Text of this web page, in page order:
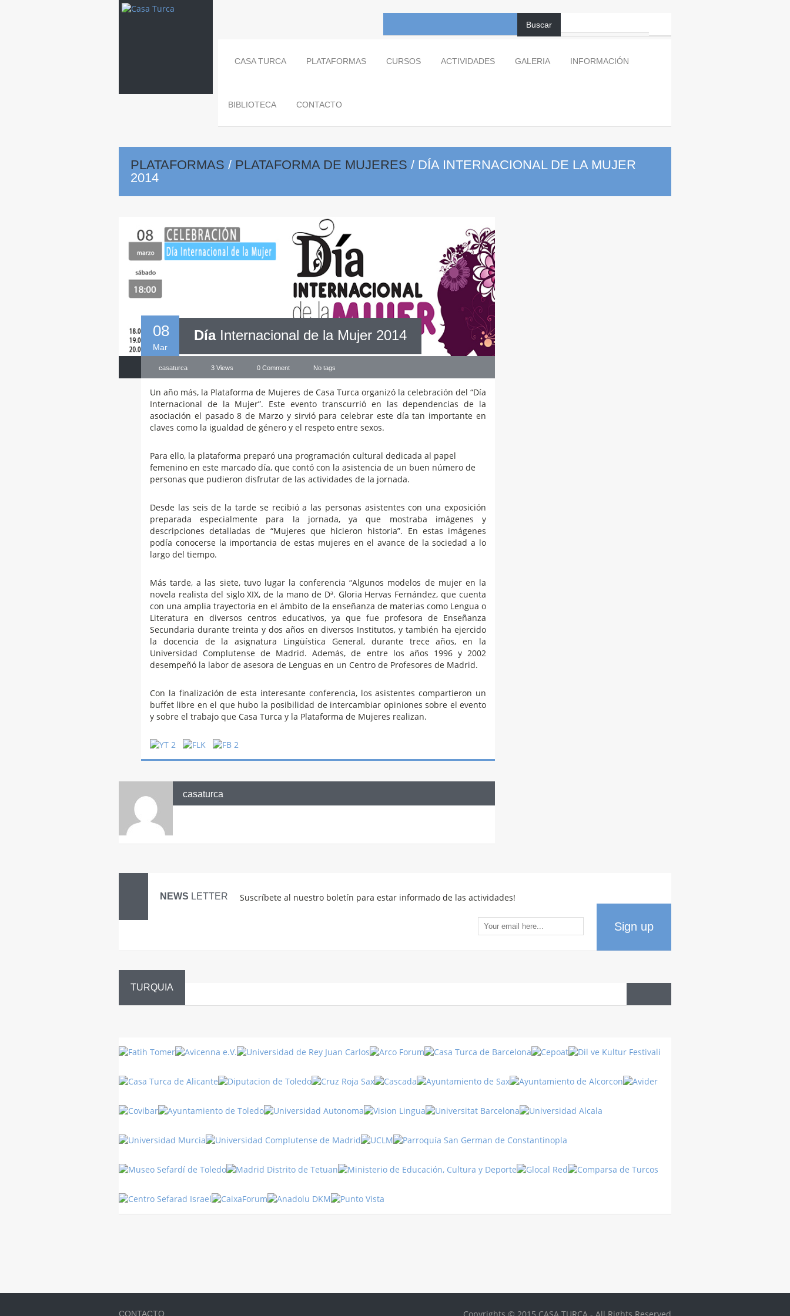
Buscar
CASA TURCA PLATAFORMAS CURSOS ACTIVIDADES GALERIA INFORMACIÓN
BIBLIOTECA CONTACTO
PLATAFORMAS / PLATAFORMA DE MUJERES / DÍA INTERNACIONAL DE LA MUJER
2014
08
Mar
DíaInternacional de la Mujer 2014
casaturca 3 Views 0 Comment No tags
Un año más, la Plataforma de Mujeres de Casa Turca organizó la celebración del “Día
Internacional de la Mujer”. Este evento transcurrió en las dependencias de la
asociación el pasado 8 de Marzo y sirvió para celebrar este día tan importante en
claves como la igualdad de género y el respeto entre sexos.
Para ello, la plataforma preparó una programación cultural dedicada al papel
femenino en este marcado día, que contó con la asistencia de un buen número de
personas que pudieron disfrutar de las actividades de la jornada.
Desde las seis de la tarde se recibió a las personas asistentes con una exposición
preparada especialmente para la jornada, ya que mostraba imágenes y
descripciones detalladas de “Mujeres que hicieron historia”. En estas imágenes
podía conocerse la importancia de estas mujeres en el avance de la sociedad a lo
largo del tiempo.
Más tarde, a las siete, tuvo lugar la conferencia “Algunos modelos de mujer en la
novela realista del siglo XIX, de la mano de Dª. Gloria Hervas Fernández, que cuenta
con una amplia trayectoria en el ámbito de la enseñanza de materias como Lengua o
Literatura en diversos centros educativos, ya que fue profesora de Enseñanza
Secundaria durante treinta y dos años en diversos Institutos, y también ha ejercido
la docencia de la asignatura Lingüística General, durante trece años, en la
Universidad Complutense de Madrid. Además, de entre los años 1996 y 2002
desempeñó la labor de asesora de Lenguas en un Centro de Profesores de Madrid.
Con la finalización de esta interesante conferencia, los asistentes compartieron un
buffet libre en el que hubo la posibilidad de intercambiar opiniones sobre el evento
y sobre el trabajo que Casa Turca y la Plataforma de Mujeres realizan.
casaturca
NEWS LETTER Suscríbete al nuestro boletín para estar informado de las actividades!
Sign up
TURQUIA
Turquía Turquía Turquía Turquía
CONTACTO